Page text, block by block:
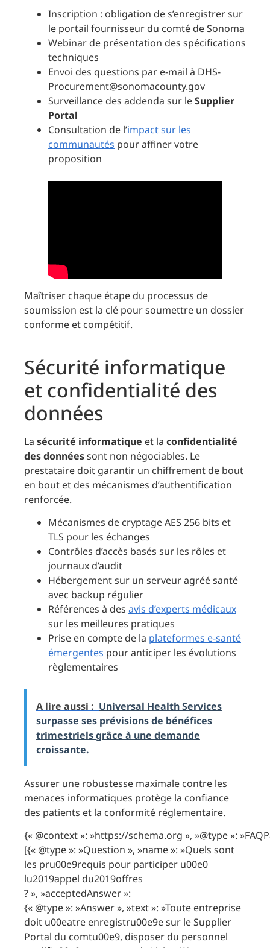
Inscription : obligation de s’enregistrer sur
le portail fournisseur du comté de Sonoma
Webinar de présentation des spécifications
techniques
Envoi des questions par e-mail à DHS-
Procurement@sonomacounty.gov
Surveillance des addenda sur leSupplier
Portal
Consultation de l’impact sur les
communautés pour affiner votre
proposition
Maîtriser chaque étape du processus de
soumission est la clé pour soumettre un dossier
conforme et compétitif.
Sécurité informatique
et confidentialité des
données
La sécurité informatique et la confidentialité
des donnéessont non négociables. Le
prestataire doit garantir un chiffrement de bout
en bout et des mécanismes d’authentification
renforcée.
Mécanismes de cryptage AES 256 bits et
TLS pour les échanges
Contrôles d’accès basés sur les rôles et
journaux d’audit
Hébergement sur un serveur agréé santé
avec backup régulier
Références à des avis d’experts médicaux
sur les meilleures pratiques
Prise en compte de la plateformes e-santé
émergentes pour anticiper les évolutions
règlementaires
A lire aussi : Universal Health Services
surpasse ses prévisions de bénéfices
trimestriels grâce à une demande
croissante.
Assurer une robustesse maximale contre les
menaces informatiques protège la confiance
des patients et la conformité réglementaire.
{« @context »: »https://schema.org », »@type »:
[{« @type »: »Question », »name »: »Quels sont
les pru00e9requis pour participer u00e0
lu2019appel du2019offres
? », »acceptedAnswer »:
{« @type »: »Answer », »text »: »Toute entreprise
doit u00eatre enregistru00e9e sur le Supplier
Portal du comtu00e9, disposer du personnel